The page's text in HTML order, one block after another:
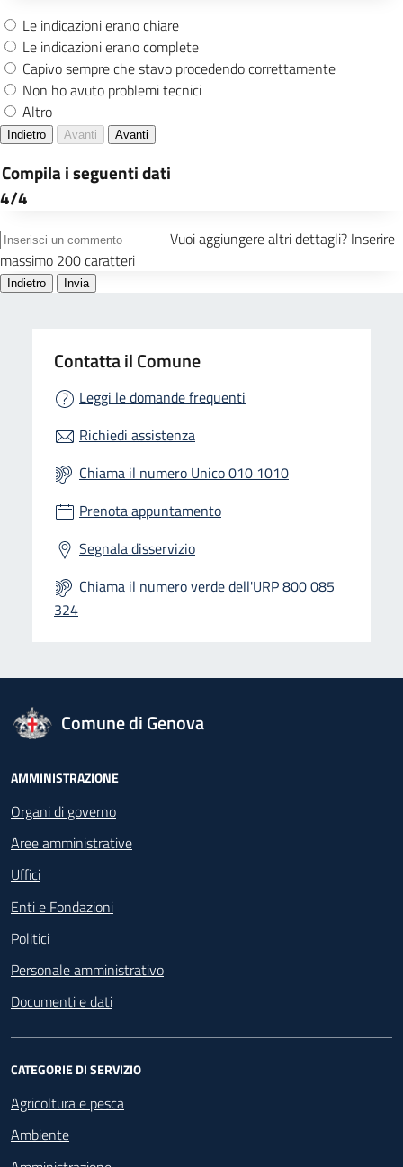
Contatta il Comune
Leggi le domande frequenti
Richiedi assistenza
Chiama il numero Unico 010 1010
Prenota appuntamento
Segnala disservizio
Chiama il numero verde dell'URP 800 085
324
logo Unione Europea
Comune di Genova
Footer - Navigazione
AMMINISTRAZIONE
Organi di governo
Aree amministrative
Uffici
Enti e Fondazioni
Politici
Personale amministrativo
Documenti e dati
CATEGORIE DI SERVIZIO
Agricoltura e pesca
Ambiente